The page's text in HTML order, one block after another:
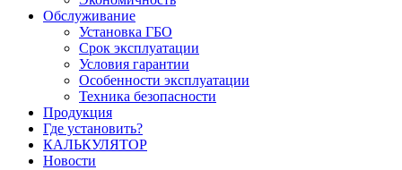
Обслуживание
Установка ГБО
Срок эксплуатации
Условия гарантии
Особенности эксплуатации
Техника безопасности
Продукция
Где установить?
КАЛЬКУЛЯТОР
Новости